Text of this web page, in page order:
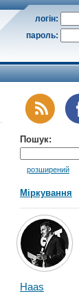
логін:
пароль:
Пошук:
розширений
Міркування
Haas